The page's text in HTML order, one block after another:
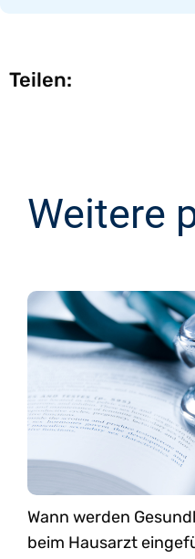
Teilen:
Weitere
Wann werden
beim Hausarzt